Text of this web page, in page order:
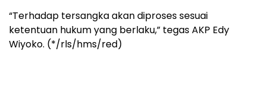
“Terhadap tersangka akan diproses sesuai
ketentuan hukum yang berlaku,” tegas AKP Edy
Wiyoko. (*/rls/hms/red)